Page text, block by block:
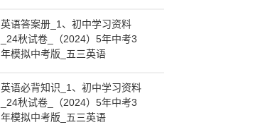
英语答案册_1、初中学习资料
_24秋试卷_（2024）5年中考3
年模拟中考版_五三英语
英语必背知识_1、初中学习资料
_24秋试卷_（2024）5年中考3
年模拟中考版_五三英语